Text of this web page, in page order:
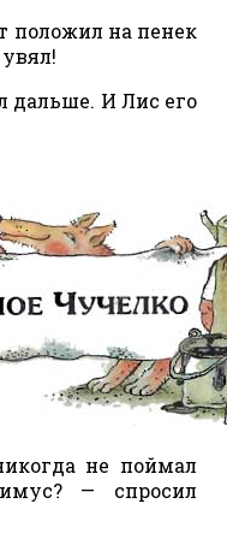
положил на пенек
дальше. И Лис его
не поймал
— спросил